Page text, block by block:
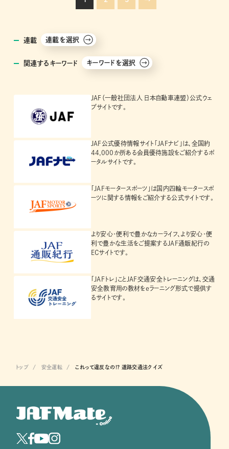
連載 連載を選択
関連するキーワード キーワードを選択
JAF（一般社団法人 日本自動車連盟）公式ウェ
ブサイトです。
JAF公式優待情報サイト「JAFナビ」は、全国約
44,000か所ある会員優待施設をご紹介するポ
ータルサイトです。
「JAFモータースポーツ」は国内四輪モータースポ
ーツに関する情報をご紹介する公式サイトです。
より安心・便利で豊かなカーライフ、より安心・便
利で豊かな生活をご提案するJAF通販紀行の
ECサイトです。
「JAFトレ」ことJAF交通安全トレーニングは、交通
安全教育用の教材をeラーニング形式で提供す
るサイトです。
トップ 安全運転 これって違反なの!? 道路交通法クイズ